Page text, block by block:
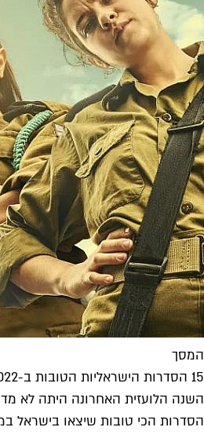
המסך
15 הסדרות הישראליות הטובות ב-2022. תשע מהן בכאן 11
הסדרות הכי טובות שיצאו בישראל